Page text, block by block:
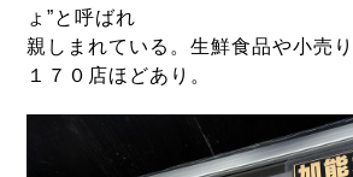
ょ”と呼ばれ
親しまれている。生鮮食品や小売
１７０店ほどあり。